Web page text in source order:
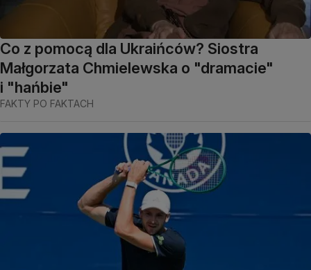
Co z pomocą dla Ukraińców? Siostra
Małgorzata Chmielewska o "dramacie"
i "hańbie"
FAKTY PO FAKTACH